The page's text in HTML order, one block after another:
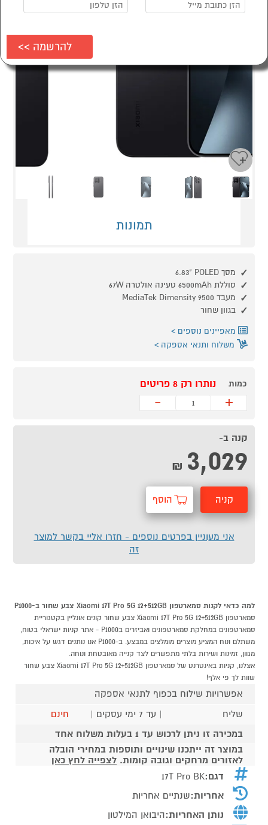
תמונות
מסך POLED "‏6.83
סוללת 6500mAh טעינה אולטרה 67W
מעבד MediaTek Dimensity 9500
בגוון שחור
מאפיינים נוספים
משלוח ותנאי אספקה
כמות נותרו רק 8 פריטים
+
-
קנה ב-
3,029
₪
קניה הוסף
אני מעוניין בפרטים נוספים - חזרו אליי בקשר למוצר
זה
למה כדאי לקנות סמארטפון Xiaomi 17T Pro 5G 12+512GB צבע שחור ב-P1000
סמארטפון Xiaomi 17T Pro 5G 12+512GB צבע שחור קונים אונליין בקטגוריית
סמארטפונים במחלקת סמארטפונים ואביזרים בP1000 - אתר קניות ישראלי בטוח,
משתלם ונוח המציע מוצרים מומלצים במבצע. ב-P1000 אנו נותנים דגש על איכות,
מגוון, זמינות ושירות בלתי מתפשרים לצד קנייה מאובטחת ונוחה.
אצלנו, קניות באינטרנט של סמארטפון Xiaomi 17T Pro 5G 12+512GB צבע שחור
שוות לך פי אלף!
אפשרויות שילוח בכפוף לתנאי אספקה
שליח
| עד 7 ימי עסקים |
חינם
במכירה זו ניתן לרכוש עד 1 בעלות משלוח אחד
במוצר זה ייתכנו שינויים ותוספות במחירי הובלה
לאזורים מרחקים וגובה קומות. לצפייה לחץ כאן
דגם:17T Pro BK
אחריות:שנתיים אחריות
נותן האחריות:היבואן המילטון